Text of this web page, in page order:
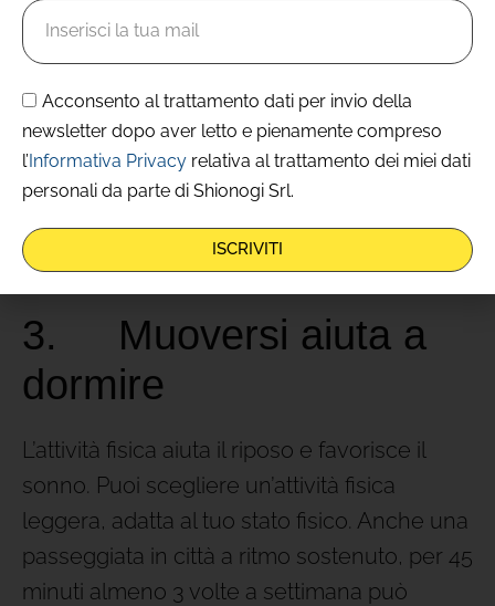
psicologicheche guidano la persona alla
scoperta delle eccezionali capacità della
In questo senso l’aiuto di un trainer può
essere efficace: puoi contattare uno
adeguato alle tue inclinazioni.
3. Muoversi aiuta a
dormire
L’attività fisica aiuta il riposo e favorisce il
sonno. Puoi scegliere un’attività fisica
leggera, adatta al tuo stato fisico. Anche una
passeggiata in città a ritmo sostenuto, per 45
minuti almeno 3 volte a settimana può
Acconsento al trattamento dati per invio della
newsletter dopo aver letto e pienamente compreso
l’Informativa Privacy relativa al trattamento dei miei dati
personali da parte di Shionogi Srl.
ISCRIVITI